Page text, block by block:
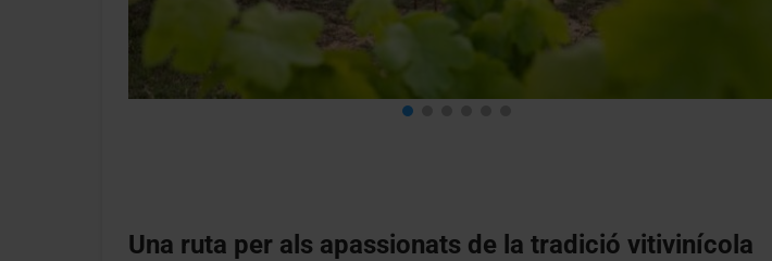
Una ruta per als apassionats de la tradició vitivinícola